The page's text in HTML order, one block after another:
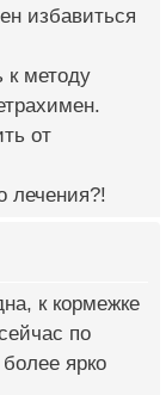
избавиться
к методу
от
лечения?!
к кормежке
по
ярко